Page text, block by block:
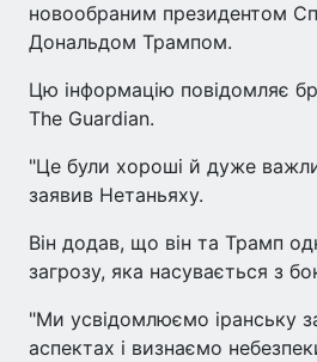
новообраним президентом
Дональдом Трампом.
Цю інформацію повідомляє
The Guardian.
"Це були хороші й дуже
заявив Нетаньяху.
Він додав, що він та Трамп
загрозу, яка насувається з
"Ми усвідомлюємо іранську
аспектах і визнаємо